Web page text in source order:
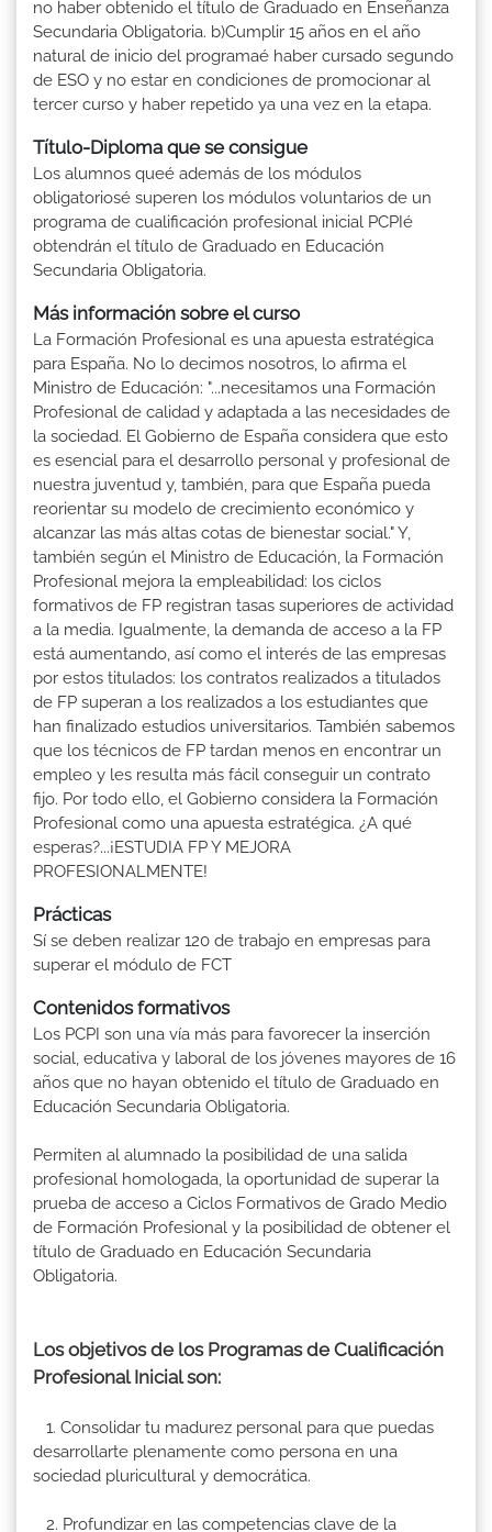
no haber obtenido el título de Graduado en Enseñanza
Secundaria Obligatoria. b)Cumplir 15 años en el año
natural de inicio del programaé haber cursado segundo
de ESO y no estar en condiciones de promocionar al
tercer curso y haber repetido ya una vez en la etapa.
Título-Diploma que se consigue
Los alumnos queé además de los módulos
obligatoriosé superen los módulos voluntarios de un
programa de cualificación profesional inicial PCPIé
obtendrán el título de Graduado en Educación
Secundaria Obligatoria.
Más información sobre el curso
La Formación Profesional es una apuesta estratégica
para España. No lo decimos nosotros, lo afirma el
Ministro de Educación: "...necesitamos una Formación
Profesional de calidad y adaptada a las necesidades de
la sociedad. El Gobierno de España considera que esto
es esencial para el desarrollo personal y profesional de
nuestra juventud y, también, para que España pueda
reorientar su modelo de crecimiento económico y
alcanzar las más altas cotas de bienestar social." Y,
también según el Ministro de Educación, la Formación
Profesional mejora la empleabilidad: los ciclos
formativos de FP registran tasas superiores de actividad
a la media. Igualmente, la demanda de acceso a la FP
está aumentando, así como el interés de las empresas
por estos titulados: los contratos realizados a titulados
de FP superan a los realizados a los estudiantes que
han finalizado estudios universitarios. También sabemos
que los técnicos de FP tardan menos en encontrar un
empleo y les resulta más fácil conseguir un contrato
fijo. Por todo ello, el Gobierno considera la Formación
Profesional como una apuesta estratégica. ¿A qué
esperas?...¡ESTUDIA FP Y MEJORA
PROFESIONALMENTE!
Prácticas
Sí se deben realizar 120 de trabajo en empresas para
superar el módulo de FCT
Contenidos formativos
Los PCPI son una vía más para favorecer la inserción
social, educativa y laboral de los jóvenes mayores de 16
años que no hayan obtenido el título de Graduado en
Educación Secundaria Obligatoria.
Permiten al alumnado la posibilidad de una salida
profesional homologada, la oportunidad de superar la
prueba de acceso a Ciclos Formativos de Grado Medio
de Formación Profesional y la posibilidad de obtener el
título de Graduado en Educación Secundaria
Obligatoria.
Los objetivos de los Programas de Cualificación
Profesional Inicial son:
1. Consolidar tu madurez personal para que puedas
desarrollarte plenamente como persona en una
sociedad pluricultural y democrática.
2. Profundizar en las competencias clave de la